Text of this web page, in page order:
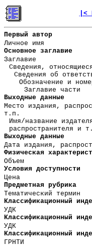
|<
Первый автор
Личное имя
Основное заглавие
Заглавие
Сведения,
Сведения об
Обозначение и
Заглавие части
Выходные данные
Место издания,
т.п.
Имя/название
распространителя и
Выходные данные
Дата издания,
Физическая
Объем
Условия доступности
Цена
Предметная рубрика
Тематический термин
Классификационный
УДК
Классификационный
УДК
Классификационный
ГРНТИ